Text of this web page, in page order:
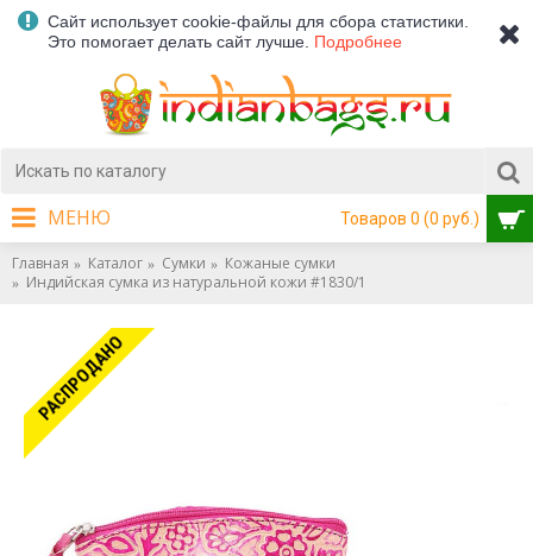
Сайт использует cookie-файлы для сбора статистики.
Это помогает делать сайт лучше. Подробнее
Товаров 0 (0 руб.)
МЕНЮ
Главная Каталог Сумки
Кожаные сумки
Индийская сумка из натуральной кожи #1830/1
РАСПРОДАНО